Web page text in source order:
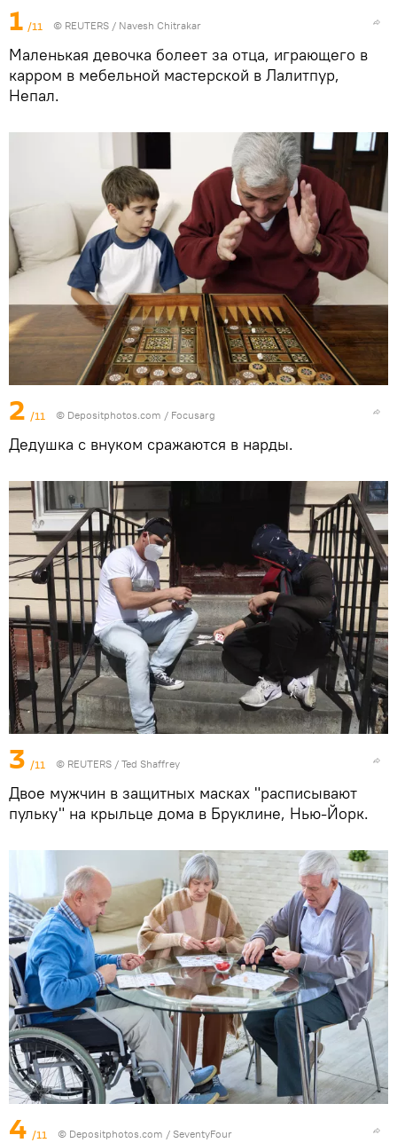
1 /11 © REUTERS / Navesh Chitrakar
Маленькая девочка болеет за отца, играющего в
карром в мебельной мастерской в Лалитпур,
Непал.
2 /11 © Depositphotos.com / Focusarg
Дедушка с внуком сражаются в нарды.
3 /11 © REUTERS / Ted Shaffrey
Двое мужчин в защитных масках "расписывают
пульку" на крыльце дома в Бруклине, Нью-Йорк.
4 /11 © Depositphotos.com / SeventyFour